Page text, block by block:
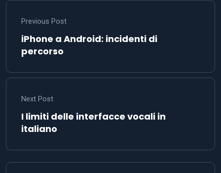
Previous Post
iPhone a Android: incidenti di
percorso
Next Post
I limiti delle interfacce vocali in
italiano